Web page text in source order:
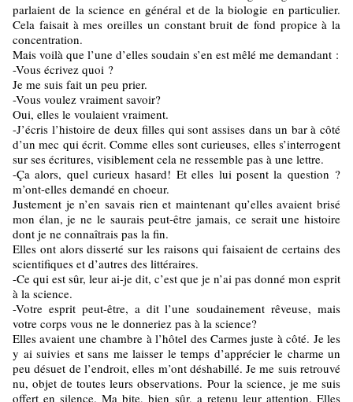
parlaient de la science en général et de la biologie en particulier.
Cela faisait à mes oreilles un constant bruit de fond propice à la
concentration.
Mais voilà que l’une d’elles soudain s’en est mêlé me demandant :
-Vous écrivez quoi ?
Je me suis fait un peu prier.
-Vous voulez vraiment savoir?
Oui, elles le voulaient vraiment.
-J’écris l’histoire de deux filles qui sont assises dans un bar à côté
d’un mec qui écrit. Comme elles sont curieuses, elles s’interrogent
sur ses écritures, visiblement cela ne ressemble pas à une lettre.
-Ça alors, quel curieux hasard! Et elles lui posent la question ?
m’ont-elles demandé en choeur.
Justement je n’en savais rien et maintenant qu’elles avaient brisé
mon élan, je ne le saurais peut-être jamais, ce serait une histoire
dont je ne connaîtrais pas la fin.
Elles ont alors disserté sur les raisons qui faisaient de certains des
scientifiques et d’autres des littéraires.
-Ce qui est sûr, leur ai-je dit, c’est que je n’ai pas donné mon esprit
à la science.
-Votre esprit peut-être, a dit l’une soudainement rêveuse, mais
votre corps vous ne le donneriez pas à la science?
Elles avaient une chambre à l’hôtel des Carmes juste à côté. Je les
y ai suivies et sans me laisser le temps d’apprécier le charme un
peu désuet de l’endroit, elles m’ont déshabillé. Je me suis retrouvé
nu, objet de toutes leurs observations. Pour la science, je me suis
offert en silence. Ma bite, bien sûr, a retenu leur attention. Elles